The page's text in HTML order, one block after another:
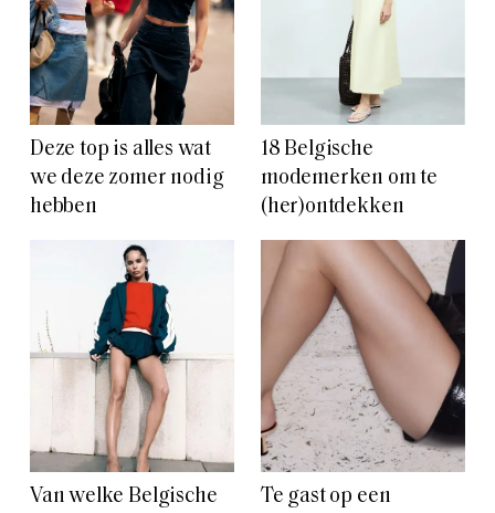
Deze top is alles wat
we deze zomer nodig
hebben
18 Belgische
modemerken om te
(her)ontdekken
Van welke Belgische
Te gast op een